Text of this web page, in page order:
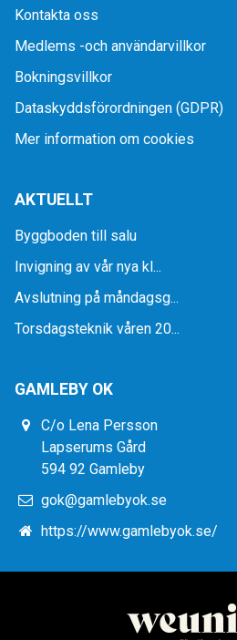
Kontakta oss
Medlems -och användarvillkor
Bokningsvillkor
Dataskyddsförordningen (GDPR)
Mer information om cookies
AKTUELLT
Byggboden till salu
Invigning av vår nya kl...
Avslutning på måndagsg...
Torsdagsteknik våren 20...
GAMLEBY OK
C/o Lena Persson
Lapserums Gård
594 92 Gamleby
gok@gamlebyok.se
https://www.gamlebyok.se/